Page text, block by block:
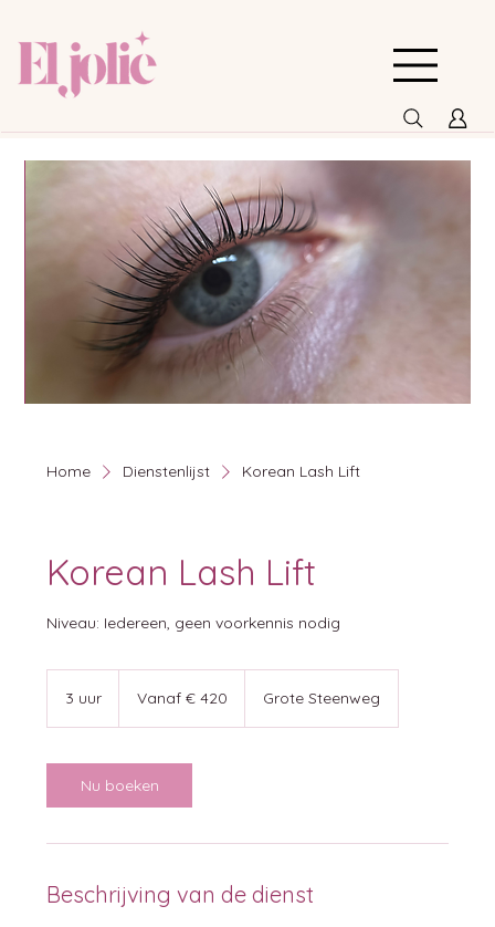
Home Dienstenlijst Korean Lash Lift
Korean Lash Lift
Niveau: Iedereen, geen voorkennis nodig
3 uur
r
euroVanaf € 420 Grote Steenweg
Nu boeken
Beschrijving van de dienst